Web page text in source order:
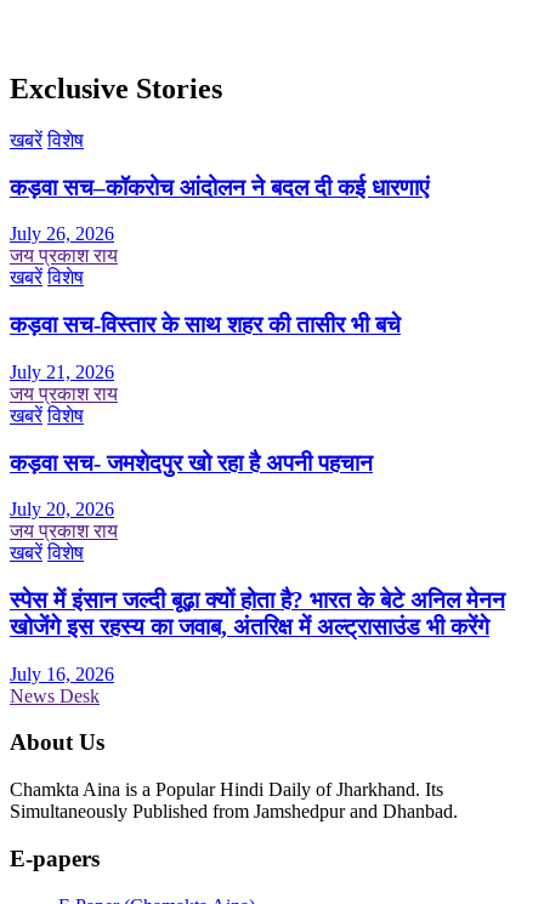
Exclusive Stories
खबरें विशेष
कड़वा सच–कॉकरोच आंदोलन ने बदल दी कई धारणाएं
July 26, 2026
जय प्रकाश राय
खबरें विशेष
कड़वा सच-विस्तार के साथ शहर की तासीर भी बचे
July 21, 2026
जय प्रकाश राय
खबरें विशेष
कड़वा सच- जमशेदपुर खो रहा है अपनी पहचान
July 20, 2026
जय प्रकाश राय
खबरें विशेष
स्पेस में इंसान जल्दी बूढ़ा क्यों होता है? भारत के बेटे अनिल मेनन
खोजेंगे इस रहस्य का जवाब, अंतरिक्ष में अल्ट्रासाउंड भी करेंगे
July 16, 2026
News Desk
About Us
Chamkta Aina is a Popular Hindi Daily of Jharkhand. Its
Simultaneously Published from Jamshedpur and Dhanbad.
E-papers